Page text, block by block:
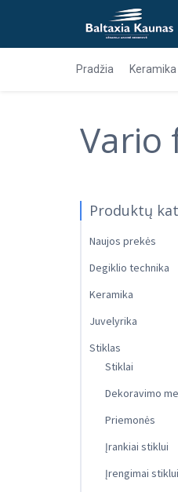
Pradžia Keramika
Vario
Produktų
Naujos prekės
Degiklio technika
Keramika
Juvelyrika
Stiklas
Stiklai
Dekoravimo
Priemonės
Įrankiai stiklui
Įrengimai stiklui